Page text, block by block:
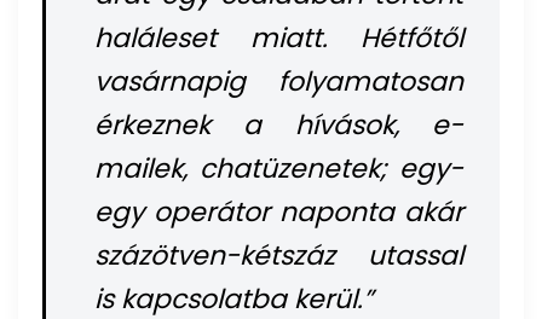
haláleset miatt. Hétfőtől
vasárnapig folyamatosan
érkeznek a hívások, e-
mailek, chatüzenetek; egy-
egy operátor naponta akár
százötven-kétszáz utassal
is kapcsolatba kerül.”